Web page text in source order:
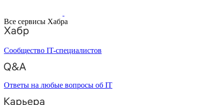
Все сервисы Хабра
Сообщество IT-специалистов
Ответы на любые вопросы об IT